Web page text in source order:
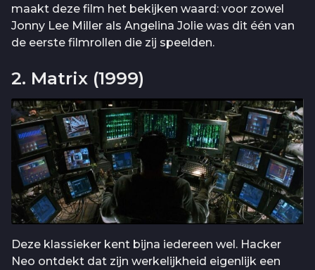
maakt deze film het bekijken waard: voor zowel
Jonny Lee Miller als Angelina Jolie was dit één van
de eerste filmrollen die zij speelden.
2. Matrix (1999)
Deze klassieker kent bijna iedereen wel. Hacker
Neo ontdekt dat zijn werkelijkheid eigenlijk een